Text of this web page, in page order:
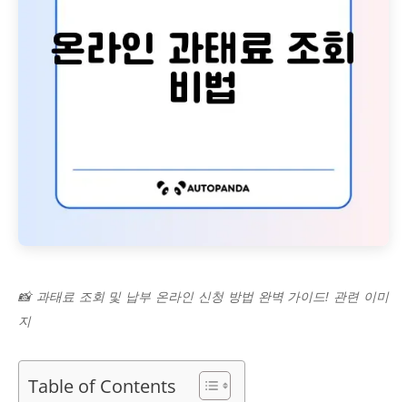
📸 과태료 조회 및 납부 온라인 신청 방법 완벽 가이드! 관련 이미
지
Table of Contents